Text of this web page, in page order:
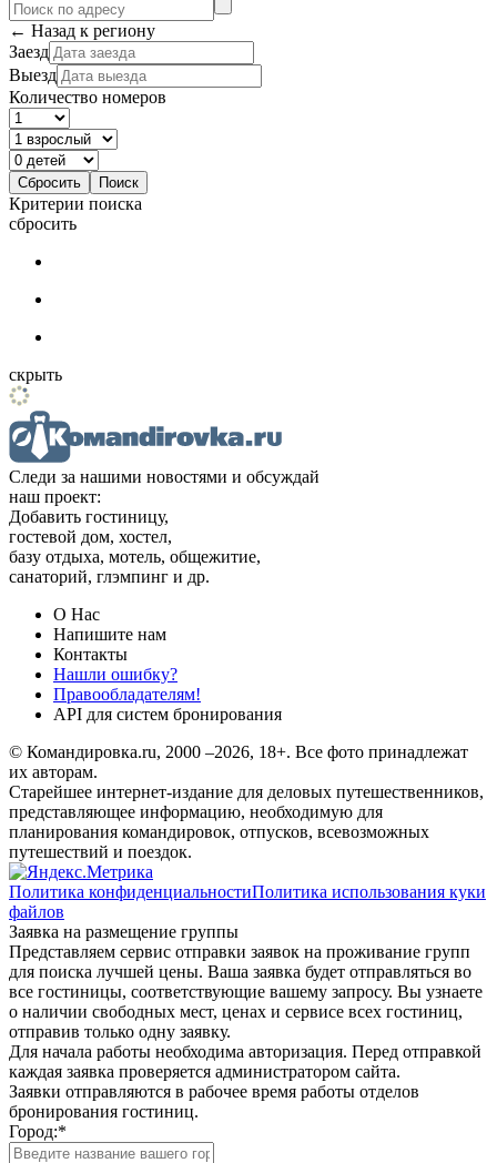
← Назад к региону
Заезд
Выезд
Количество номеров
Критерии поиска
сбросить
скрыть
Следи за нашими новостями и обсуждай
наш проект:
Добавить гостиницу,
гостевой дом, хостел,
базу отдыха, мотель, общежитие,
санаторий, глэмпинг и др.
О Нас
Напишите нам
Контакты
Нашли ошибку?
Правообладателям!
API для систем бронирования
© Командировка.ru, 2000 –2026, 18+. Все фото принадлежат
их авторам.
Старейшее интернет-издание для деловых путешественников,
представляющее информацию, необходимую для
планирования командировок, отпусков, всевозможных
путешествий и поездок.
Политика конфиденциальностиПолитика использования куки
файлов
Заявка на размещение группы
Представляем сервис отправки заявок на проживание групп
для поиска лучшей цены. Ваша заявка будет отправляться во
все гостиницы, соответствующие вашему запросу. Вы узнаете
о наличии свободных мест, ценах и сервисе всех гостиниц,
отправив только одну заявку.
Для начала работы необходима авторизация. Перед отправкой
каждая заявка проверяется администратором сайта.
Заявки отправляются в рабочее время работы отделов
бронирования гостиниц.
Город:*